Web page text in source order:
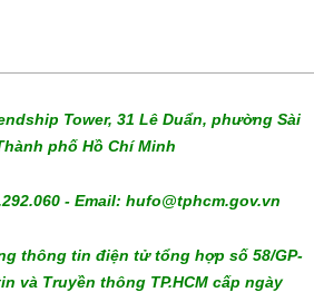
Tower, 31 Lê Duẩn, phường Sài
phố Hồ Chí Minh
- Email: hufo@tphcm.gov.vn
thông tin điện tử tổng hợp số 58/GP-
và Truyền thông TP.HCM cấp ngày